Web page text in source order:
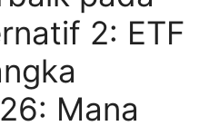
2: ETF
Mana